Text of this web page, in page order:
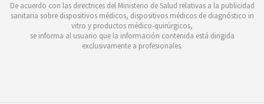
De acuerdo con las directrices del Ministerio de Salud relativas a la publicidad
sanitaria sobre dispositivos médicos, dispositivos médicos de diagnóstico in
vitro y productos médico-quirúrgicos,
se informa al usuario que la información contenida está dirigida
exclusivamente a profesionales.